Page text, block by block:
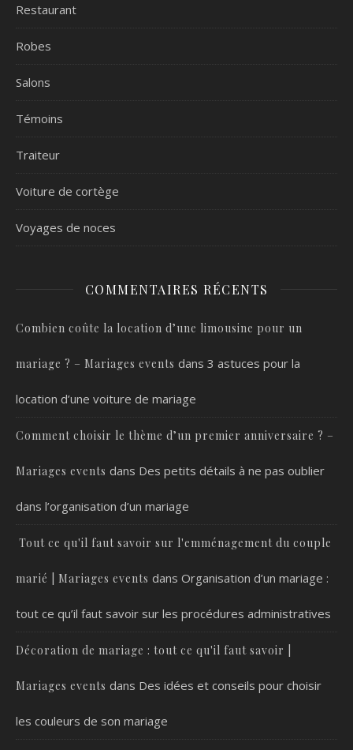
Restaurant
Robes
Salons
Témoins
Traiteur
Voiture de cortège
Voyages de noces
COMMENTAIRES RÉCENTS
Combien coûte la location d’une limousine pour un
mariage ? – Mariages events dans 3 astuces pour la
location d’une voiture de mariage
Comment choisir le thème d’un premier anniversaire ? –
Mariages events dans Des petits détails à ne pas oublier
dans l’organisation d’un mariage
Tout ce qu'il faut savoir sur l'emménagement du couple
marié | Mariages events dans Organisation d’un mariage :
tout ce qu’il faut savoir sur les procédures administratives
Décoration de mariage : tout ce qu'il faut savoir |
Mariages events dans Des idées et conseils pour choisir
les couleurs de son mariage